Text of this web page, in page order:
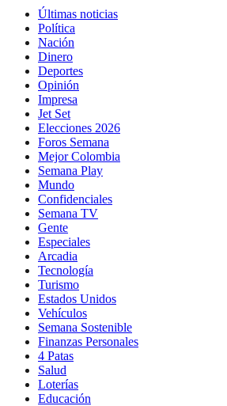
Últimas noticias
Política
Nación
Dinero
Deportes
Opinión
Impresa
Jet Set
Elecciones 2026
Foros Semana
Mejor Colombia
Semana Play
Mundo
Confidenciales
Semana TV
Gente
Especiales
Arcadia
Tecnología
Turismo
Estados Unidos
Vehículos
Semana Sostenible
Finanzas Personales
4 Patas
Salud
Loterías
Educación